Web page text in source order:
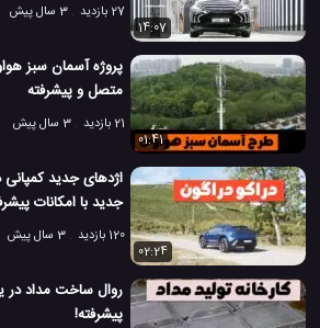
27 بازدید
3 سال پیش
14:07
پروژه آسمان سبز
متصل و پیشرفته
21 بازدید
3 سال پیش
01:41
اژدهای جدید
جدید با امکانات
120 بازدید
3 سال پیش
02:24
روال ساخت مداد در
پیشرفته!